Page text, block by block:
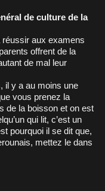
de culture de la
réussir aux examens
offrent de la
de mal leur
il y a au moins une
vous prenez la
de la boisson et on est
qui lit, c’est un
pourquoi il se dit que,
mettez le dans